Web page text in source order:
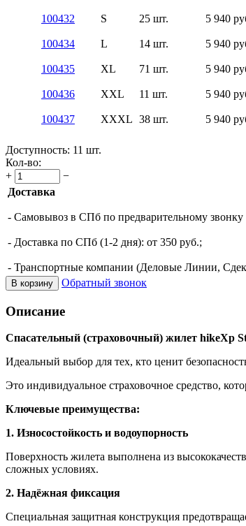
100432 S 25 шт. 5 940
100434 L 14 шт. 5 940
100435 XL 71 шт. 5 940
100436 XXL 11 шт. 5 940
100437 XXXL 38 шт. 5 940
Доступность: 11 шт.
Кол-во:
+
−
Доставка
- Самовывоз в СПб по предварительному звонку
- Доставка по СПб (1-2 дня): от 350 руб.;
- Транспортные компании (Деловые Линии,
В корзину Обратный звонок
Описание
Спасательный (страховочный) жилет hikeXp
Идеальный выбор для тех, кто ценит
Это индивидуальное страховочное средство,
Ключевые преимущества:
1. Износостойкость и водоупорность
Поверхность жилета выполнена из
сложных условиях.
2. Надёжная фиксация
Специальная защитная конструкция